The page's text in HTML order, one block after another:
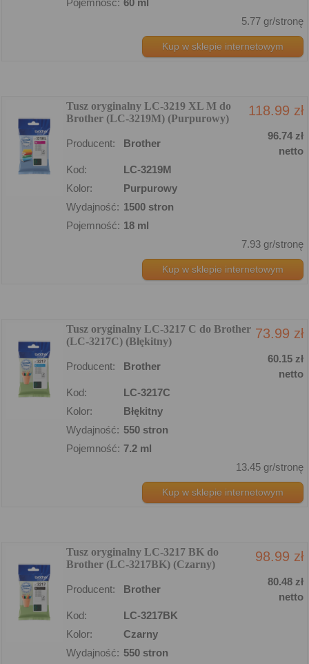
5.77 gr/stronę
Kup w sklepie internetowym
Tusz oryginalny LC-3219 XL M do
Brother (LC-3219M) (Purpurowy)
118.99 zł
Producent: Brother
96.74 zł
netto
Kod:
LC-3219M
Kolor:
Purpurowy
Wydajność: 1500 stron
Pojemność: 18 ml
7.93 gr/stronę
Kup w sklepie internetowym
Tusz oryginalny LC-3217 C do Brother
(LC-3217C) (Błękitny)
73.99 zł
Producent: Brother
60.15 zł
netto
Kod:
LC-3217C
Kolor:
Błękitny
Wydajność: 550 stron
Pojemność: 7.2 ml
13.45 gr/stronę
Kup w sklepie internetowym
Tusz oryginalny LC-3217 BK do
Brother (LC-3217BK) (Czarny)
98.99 zł
Producent: Brother
80.48 zł
netto
Kod:
LC-3217BK
Kolor:
Czarny
Wydajność: 550 stron